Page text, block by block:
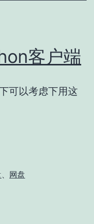
客户端
可以考虑下用这
网盘